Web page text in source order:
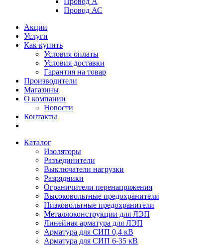
Провод АС
Акции
Услуги
Как купить
Условия оплаты
Условия доставки
Гарантия на товар
Производители
Магазины
О компании
Новости
Контакты
Каталог
Изоляторы
Разъединители
Выключатели нагрузки
Разрядники
Ограничители перенапряжения
Высоковольтные предохранители
Низковольтные предохранители
Металлоконструкции для ЛЭП
Линейная арматура для ЛЭП
Арматура для СИП 0,4 кВ
Арматура для СИП 6-35 кВ